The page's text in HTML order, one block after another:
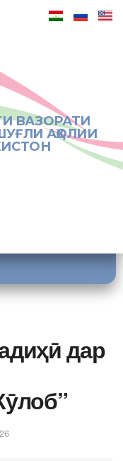
ВАЗОРАТИ
АҲОЛИИ
дар